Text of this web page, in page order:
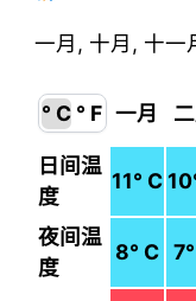
一月, 十月, 十一
° C ° F 一月
日间温
度
11° C 10
夜间温
度
8° C 7